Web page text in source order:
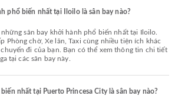
phổ biến nhất tại Iloilo là sân bay nào?
những sân bay khởi hành phổ biến nhất tại Iloilo.
Phòng chờ, Xe lăn, Taxi cùng nhiều tiện ích khác
đi của bạn. Bạn có thể xem thông tin chi tiết
tại các sân bay này.
nhất tại Puerto Princesa City là sân bay nào?